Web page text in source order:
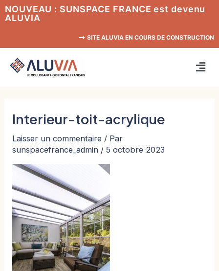
Aller
au
NOUVEAU : SUNSPACE FRANCE est devenu
ALUVIA
SITE ALUVIA EN COURS DE CONSTRUCTION
Interieur-toit-acrylique
Laisser un commentaire / Par
sunspacefrance_admin /5 octobre 2023